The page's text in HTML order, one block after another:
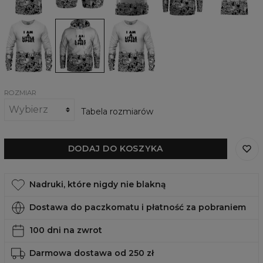
Bluza
Little
upset
Damska
bluza
kapturem
Little
upset
Damska
bluza
Little
upset
ROZMIAR
Tabela rozmiarów
DODAJ DO KOSZYKA
Nadruki, które nigdy nie blakną
Dostawa do paczkomatu i płatność za pobraniem
100 dni na zwrot
Darmowa dostawa od 250 zł